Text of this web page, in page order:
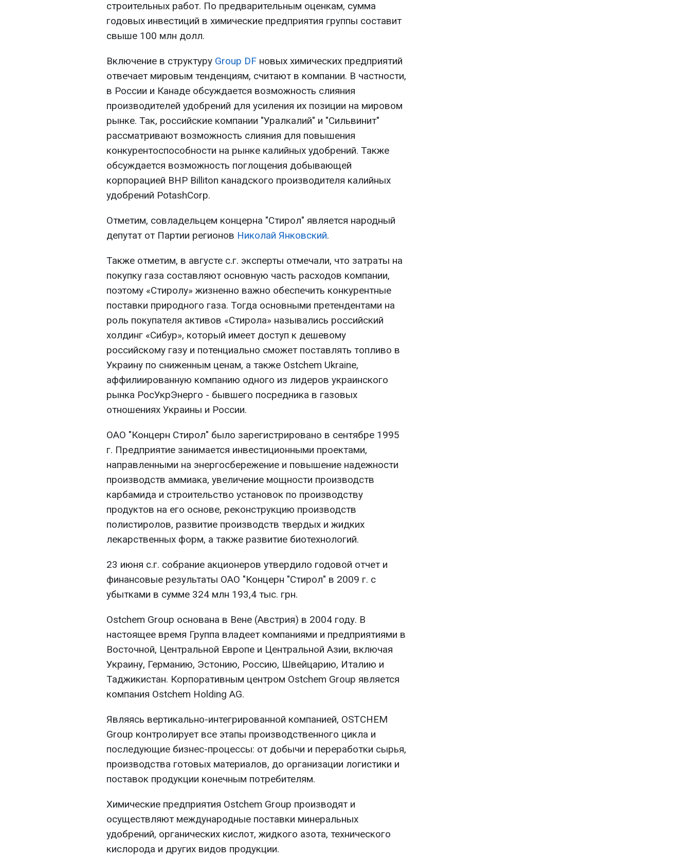
строительных работ. По предварительным оценкам, сумма
годовых инвестиций в химические предприятия группы составит
свыше 100 млн долл.
Включение в структуру Group DF новых химических предприятий
отвечает мировым тенденциям, считают в компании. В частности,
в России и Канаде обсуждается возможность слияния
производителей удобрений для усиления их позиции на мировом
рынке. Так, российские компании "Уралкалий" и "Сильвинит"
рассматривают возможность слияния для повышения
конкурентоспособности на рынке калийных удобрений. Также
обсуждается возможность поглощения добывающей
корпорацией BHP Billiton канадского производителя калийных
удобрений PotashCorp.
Отметим, совладельцем концерна "Стирол" является народный
депутат от Партии регионов Николай Янковский.
Также отметим, в августе с.г. эксперты отмечали, что затраты на
покупку газа составляют основную часть расходов компании,
поэтому «Стиролу» жизненно важно обеспечить конкурентные
поставки природного газа. Тогда основными претендентами на
роль покупателя активов «Стирола» назывались российский
холдинг «Сибур», который имеет доступ к дешевому
российскому газу и потенциально сможет поставлять топливо в
Украину по сниженным ценам, а также Ostchem Ukraine,
аффилиированную компанию одного из лидеров украинского
рынка РосУкрЭнерго - бывшего посредника в газовых
отношениях Украины и России.
ОАО "Концерн Стирол" было зарегистрировано в сентябре 1995
г. Предприятие занимается инвестиционными проектами,
направленными на энергосбережение и повышение надежности
производств аммиака, увеличение мощности производств
карбамида и строительство установок по производству
продуктов на его основе, реконструкцию производств
полистиролов, развитие производств твердых и жидких
лекарственных форм, а также развитие биотехнологий.
23 июня с.г. собрание акционеров утвердило годовой отчет и
финансовые результаты ОАО "Концерн "Стирол" в 2009 г. с
убытками в сумме 324 млн 193,4 тыс. грн.
Ostchem Group основана в Вене (Австрия) в 2004 году. В
настоящее время Группа владеет компаниями и предприятиями в
Восточной, Центральной Европе и Центральной Азии, включая
Украину, Германию, Эстонию, Россию, Швейцарию, Италию и
Таджикистан. Корпоративным центром Ostchem Group является
компания Ostchem Holding AG.
Являясь вертикально-интегрированной компанией, OSTCHEM
Group контролирует все этапы производственного цикла и
последующие бизнес-процессы: от добычи и переработки сырья,
производства готовых материалов, до организации логистики и
поставок продукции конечным потребителям.
Химические предприятия Ostchem Group производят и
осуществляют международные поставки минеральных
удобрений, органических кислот, жидкого азота, технического
кислорода и других видов продукции.